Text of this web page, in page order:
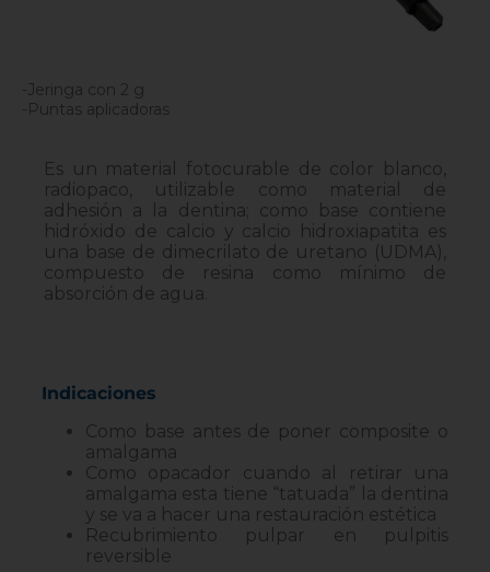
-Jeringa con 2 g
-Puntas aplicadoras
Es un material fotocurable de color blanco,
radiopaco, utilizable como material de
adhesión a la dentina; como base contiene
hidróxido de calcio y calcio hidroxiapatita es
una base de dimecrilato de uretano (UDMA),
compuesto de resina como mínimo de
absorción de agua.
Indicaciones
Como base antes de poner composite o
amalgama
Como opacador cuando al retirar una
amalgama esta tiene “tatuada” la dentina
y se va a hacer una restauración estética
Recubrimiento pulpar en pulpitis
reversible